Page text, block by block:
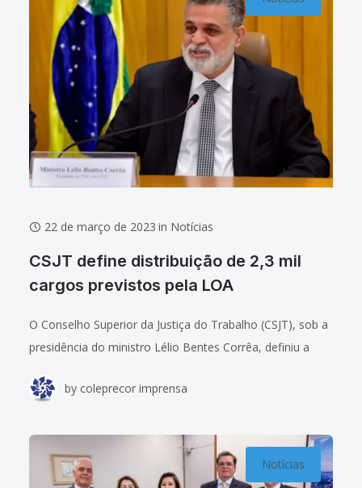
22 de março de 2023 in Notícias
CSJT define distribuição de 2,3 mil
cargos previstos pela LOA
O Conselho Superior da Justiça do Trabalho (CSJT), sob a
presidência do ministro Lélio Bentes Corrêa, definiu a
mil cargos previstos pela
by coleprecor imprensa
Notícias